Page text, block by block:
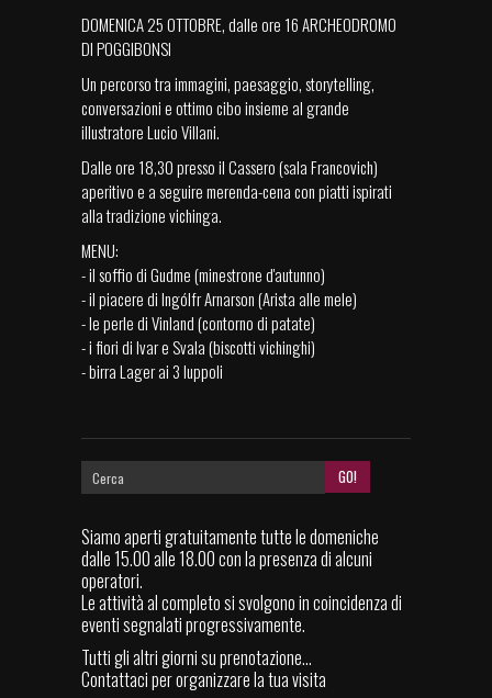
DOMENICA 25 OTTOBRE, dalle ore 16 ARCHEODROMO
DI POGGIBONSI
Un percorso tra immagini, paesaggio, storytelling,
conversazioni e ottimo cibo insieme al grande
illustratore Lucio Villani.
Dalle ore 18,30 presso il Cassero (sala Francovich)
aperitivo e a seguire merenda-cena con piatti ispirati
alla tradizione vichinga.
MENU:
- il soffio di Gudme (minestrone d'autunno)
- il piacere di Ingólfr Arnarson (Arista alle mele)
- le perle di Vinland (contorno di patate)
- i fiori di Ivar e Svala (biscotti vichinghi)
- birra Lager ai 3 luppoli
Siamo aperti gratuitamente tutte le domeniche
dalle 15.00 alle 18.00 con la presenza di alcuni
operatori.
Le attività al completo si svolgono in coincidenza di
eventi segnalati progressivamente.
Tutti gli altri giorni su prenotazione...
Contattaci per organizzare la tua visita